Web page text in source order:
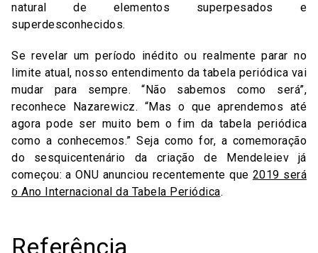
natural de elementos superpesados e
superdesconhecidos.
Se revelar um período inédito ou realmente parar no
limite atual, nosso entendimento da tabela periódica vai
mudar para sempre. “Não sabemos como será”,
reconhece Nazarewicz. “Mas o que aprendemos até
agora pode ser muito bem o fim da tabela periódica
como a conhecemos.” Seja como for, a comemoração
do sesquicentenário da criação de Mendeleiev já
começou: a ONU anunciou recentemente que 2019 será
o Ano Internacional da Tabela Periódica.
Referência